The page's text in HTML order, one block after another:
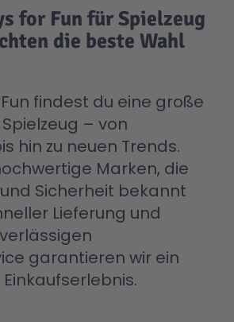
for Fun für Spielzeug
die beste Wahl
findest du eine große
– von
hin zu neuen Trends.
Marken, die
Sicherheit bekannt
Lieferung und
garantieren wir ein